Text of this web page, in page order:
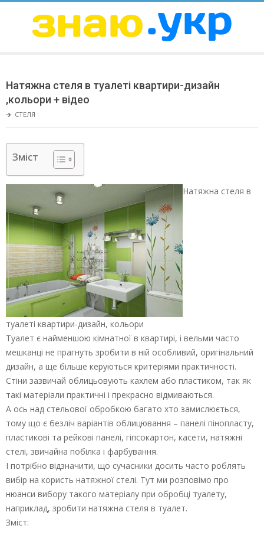
ЗНАЮ
Menu
Натяжна стеля в туалеті квартири-дизайн
,кольори + відео
🡲 СТЕЛЯ
Зміст
Натяжна стеля в
туалеті квартири-дизайн, кольори
Туалет є найменшою кімнатної в квартирі, і вельми часто
мешканці не прагнуть зробити в ній особливий, оригінальний
дизайн, а ще більше керуються критеріями практичності.
Стіни зазвичай облицьовують кахлем або пластиком, так як
такі матеріали практичні і прекрасно відмиваються.
А ось над стельової обробкою багато хто замислюється,
тому що є безліч варіантів облицювання – панелі пінопласту,
пластикові та рейкові панелі, гіпсокартон, касети, натяжні
стелі, звичайна побілка і фарбування.
І потрібно відзначити, що сучасники досить часто роблять
вибір на користь натяжної стелі. Тут ми розповімо про
нюанси вибору такого матеріалу при обробці туалету,
наприклад, зробити натяжна стеля в туалет.
Зміст: